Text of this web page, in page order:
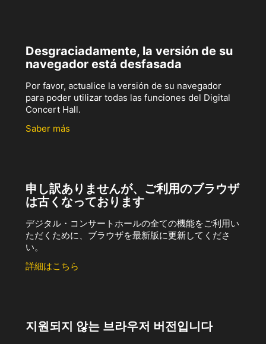
Desgraciadamente, la versión de su
navegador está desfasada
Por favor, actualice la versión de su navegador
para poder utilizar todas las funciones del Digital
Concert Hall.
Saber más
申し訳ありませんが、ご利用のブラウザ
は古くなっております
デジタル・コンサートホールの全ての機能をご利用い
ただくために、ブラウザを最新版に更新してくださ
い。
詳細はこちら
지원되지 않는 브라우저 버전입니다